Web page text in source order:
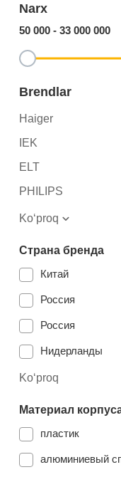
Narx
50 000 - 33 000 000
Brendlar
Haiger
IEK
ELT
PHILIPS
Ko‘proq
Страна бренда
Китай
Россия
Россия
Нидерланды
Ko‘proq
Материал
пластик
алюминиевый